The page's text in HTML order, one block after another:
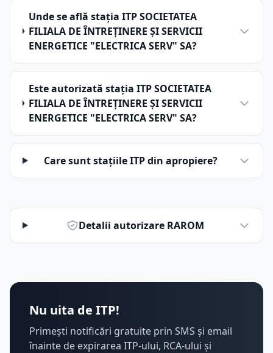
Unde se află stația ITP SOCIETATEA
FILIALA DE ÎNTREŢINERE ŞI SERVICII
ENERGETICE "ELECTRICA SERV" SA?
Este autorizată stația ITP SOCIETATEA
FILIALA DE ÎNTREŢINERE ŞI SERVICII
ENERGETICE "ELECTRICA SERV" SA?
Care sunt stațiile ITP din apropiere?
Detalii autorizare RAROM
Nu uita de ITP!
Primești notificări gratuite prin SMS și email
înainte de expirarea ITP-ului, RCA-ului și